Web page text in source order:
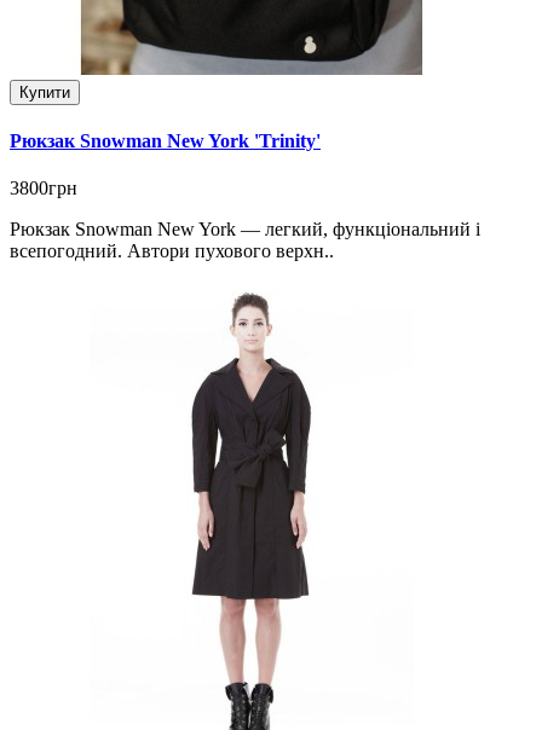
Купити
Рюкзак Snowman New York 'Trinity'
3800грн
Рюкзак Snowman New York — легкий, функціональний і
всепогодний. Автори пухового верхн..